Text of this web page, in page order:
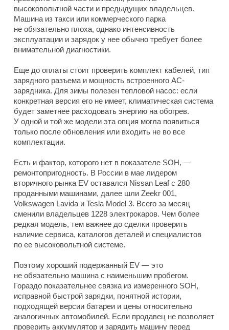
высоковольтной части и предыдущих владельцев.
Машина из такси или коммерческого парка
не обязательно плоха, однако интенсивность
эксплуатации и зарядок у нее обычно требует более
внимательной диагностики.
Еще до оплаты стоит проверить комплект кабелей, тип
зарядного разъема и мощность встроенного AC-
зарядника. Для зимы полезен тепловой насос: если
конкретная версия его не имеет, климатическая система
будет заметнее расходовать энергию на обогрев.
У одной и той же модели эта опция могла появиться
только после обновления или входить не во все
комплектации.
Есть и фактор, которого нет в показателе SOH, —
ремонтопригодность. В России в мае лидером
вторичного рынка EV оставался Nissan Leaf с 280
проданными машинами, далее шли Zeekr 001,
Volkswagen Lavida и Tesla Model 3. Всего за месяц
сменили владельцев 1228 электрокаров. Чем более
редкая модель, тем важнее до сделки проверить
наличие сервиса, каталогов деталей и специалистов
по ее высоковольтной системе.
Поэтому хороший подержанный EV — это
не обязательно машина с наименьшим пробегом.
Гораздо показательнее связка из измеренного SOH,
исправной быстрой зарядки, понятной истории,
подходящей версии батареи и цены относительно
аналогичных автомобилей. Если продавец не позволяет
проверить аккумулятор и зарядить машину перед